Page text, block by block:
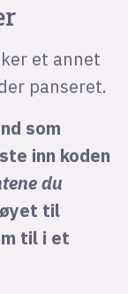
et annet
panseret.
som
inn koden
du
til
til i et